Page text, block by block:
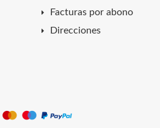
Facturas por abono
Direcciones